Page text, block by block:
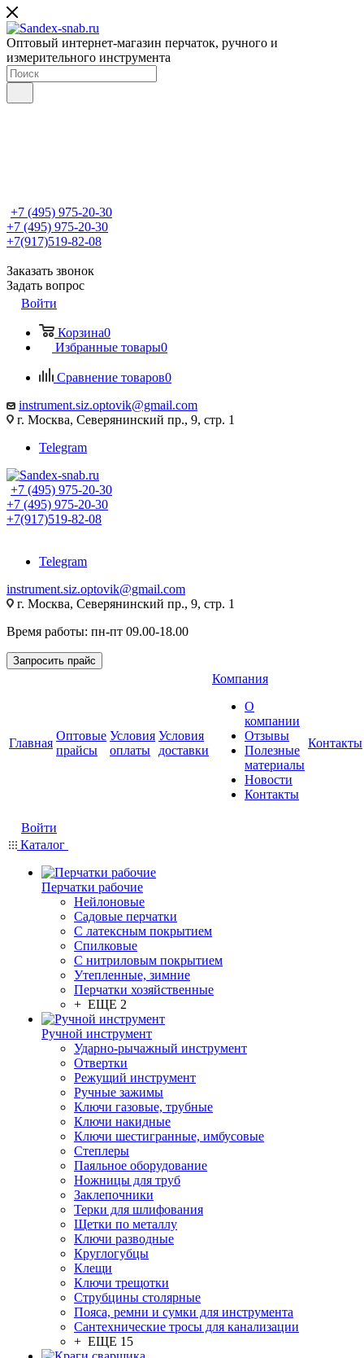
Оптовый интернет-магазин перчаток, ручного и
измерительного инструмента
+7 (495) 975-20-30
+7 (495) 975-20-30
+7(917)519-82-08
Заказать звонок
Задать вопрос
Войти
Корзина0
Избранные товары0
Сравнение товаров0
instrument.siz.optovik@gmail.com
г. Москва, Северянинский пр., 9, стр. 1
Telegram
+7 (495) 975-20-30
+7 (495) 975-20-30
+7(917)519-82-08
Telegram
instrument.siz.optovik@gmail.com
г. Москва, Северянинский пр., 9, стр. 1
Время работы: пн-пт 09.00-18.00
Запросить прайс
Главная
Оптовые
прайсы
Условия
оплаты
Условия
доставки
Компания
О
компании
Отзывы
Полезные
материалы
Новости
Контакты
Контакты
Войти
Каталог
Перчатки рабочие
Нейлоновые
Садовые перчатки
С латексным покрытием
Cпилковые
С нитриловым покрытием
Утепленные, зимние
Перчатки хозяйственные
+ ЕЩЕ 2
Ручной инструмент
Ударно-рычажный инструмент
Отвертки
Режущий инструмент
Ручные зажимы
Ключи газовые, трубные
Ключи накидные
Ключи шестигранные, имбусовые
Степлеры
Паяльное оборудование
Ножницы для труб
Заклепочники
Терки для шлифования
Щетки по металлу
Ключи разводные
Круглогубцы
Клещи
Ключи трещотки
Струбцины столярные
Пояса, ремни и сумки для инструмента
Сантехнические тросы для канализации
+ ЕЩЕ 15